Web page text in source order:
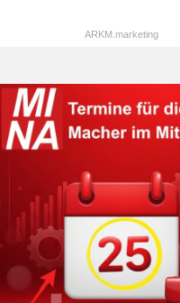
ARKM.marketing